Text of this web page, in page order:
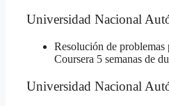
Universidad Nacional
Resolución de problemas
Coursera 5 semanas de
Universidad Nacional